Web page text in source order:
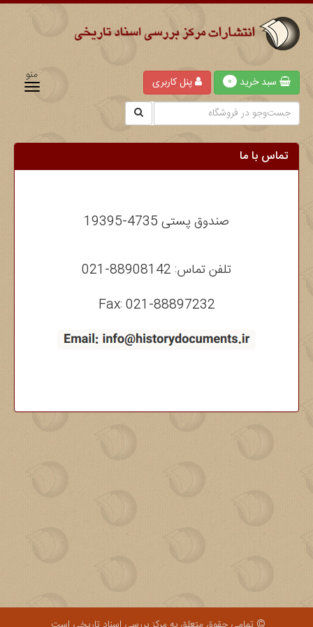
منو سبد خرید 0 پنل کاربری
تماس با ما
صندوق پستی 4735-19395
تلفن تماس: 88908142-021
Fax: 021-88897232